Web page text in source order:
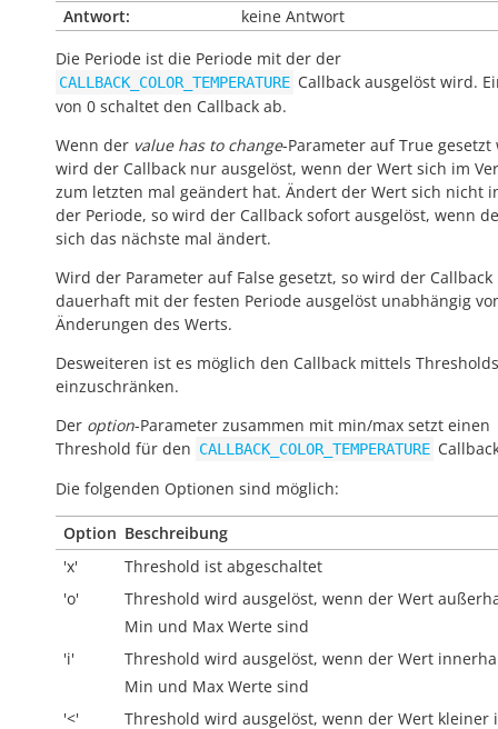
Antwort:
keine Antwort
Die Periode ist die Periode mit der der
CALLBACK_COLOR_TEMPERATURE Callback ausgelöst wird.
von 0 schaltet den Callback ab.
Wenn der value has to change-Parameter auf True gesetzt
wird der Callback nur ausgelöst, wenn der Wert sich im
zum letzten mal geändert hat. Ändert der Wert sich nicht
der Periode, so wird der Callback sofort ausgelöst, wenn
sich das nächste mal ändert.
Wird der Parameter auf False gesetzt, so wird der Callback
dauerhaft mit der festen Periode ausgelöst unabhängig
Änderungen des Werts.
Desweiteren ist es möglich den Callback mittels Thresholds
einzuschränken.
Der option-Parameter zusammen mit min/max setzt einen
Threshold für den CALLBACK_COLOR_TEMPERATURE
Die folgenden Optionen sind möglich:
Option Beschreibung
'x'
Threshold ist abgeschaltet
'o'
Threshold wird ausgelöst, wenn der Wert
Min und Max Werte sind
'i'
Threshold wird ausgelöst, wenn der Wert
Min und Max Werte sind
'<'
Threshold wird ausgelöst, wenn der Wert kleiner